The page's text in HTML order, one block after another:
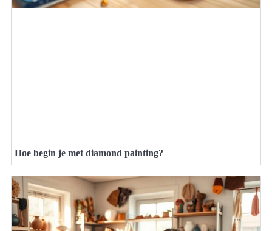
Hoe begin je met diamond painting?